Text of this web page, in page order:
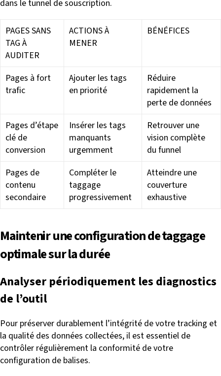
dans le tunnel de souscription.
PAGES SANS
TAG À
AUDITER
ACTIONS À
MENER
BÉNÉFICES
Pages à fort
trafic
Ajouter les tags
en priorité
Réduire
rapidement la
perte de données
Pages d’étape
clé de
conversion
Insérer les tags
manquants
urgemment
Retrouver une
vision complète
du funnel
Pages de
contenu
secondaire
Compléter le
taggage
progressivement
Atteindre une
couverture
exhaustive
Maintenir une configuration de taggage
optimale sur la durée
Analyser périodiquement les diagnostics
de l’outil
Pour préserver durablement l’intégrité de votre tracking et
la qualité des données collectées, il est essentiel de
contrôler régulièrement la conformité de votre
configuration de balises.